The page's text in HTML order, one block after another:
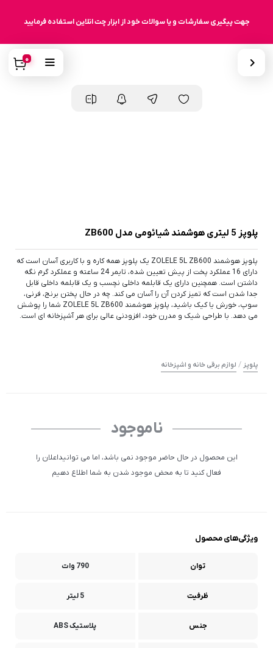
جهت پیگیری سفارشات و یا سوالات خود از ابزار چت انلاین استفاده فرمایید
0
پلوپز 5 لیتری هوشمند شیائومی مدل ZB600
پلوپز هوشمند ZOLELE 5L ZB600 یک پلوپز همه کاره و با کاربری آسان است که
دارای 16 عملکرد پخت از پیش تعیین شده، تایمر 24 ساعته و عملکرد گرم نگه
داشتن است. همچنین دارای یک قابلمه داخلی نچسب و یک قابلمه داخلی قابل
جدا شدن است که تمیز کردن آن را آسان می کند. چه در حال پختن برنج، فرنی،
سوپ، خورش یا کیک باشید، پلوپز هوشمند ZOLELE 5L ZB600 شما را پوشش
می دهد. با طراحی شیک و مدرن خود، افزودنی عالی برای هر آشپزخانه ای است.
پلوپز / لوازم برقی خانه و اشپزخانه
ناموجود
این محصول در حال حاضر موجود نمی باشد، اما می توانیداعلان را
فعال کنید تا به محض موجود شدن به شما اطلاع دهیم
ویژگی‌های محصول
توان 790 وات
ظرفیت 5 لیتر
جنس پلاستیک ABS